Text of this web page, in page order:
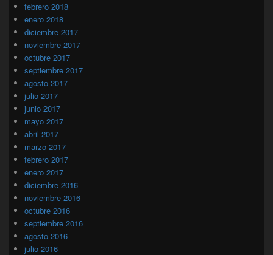
febrero 2018
enero 2018
diciembre 2017
noviembre 2017
octubre 2017
septiembre 2017
agosto 2017
julio 2017
junio 2017
mayo 2017
abril 2017
marzo 2017
febrero 2017
enero 2017
diciembre 2016
noviembre 2016
octubre 2016
septiembre 2016
agosto 2016
julio 2016